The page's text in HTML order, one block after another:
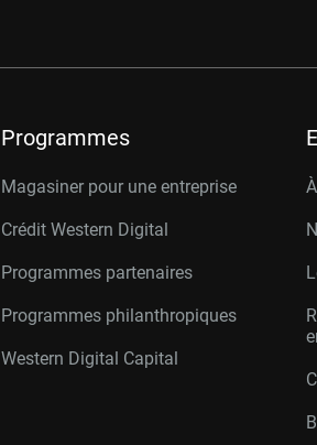
Programmes
Magasiner pour une entreprise
Crédit Western Digital
Programmes partenaires
Programmes philanthropiques
Western Digital Capital